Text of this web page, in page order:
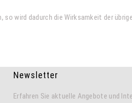
wird dadurch die Wirksamkeit der
Newsletter
Erfahren Sie aktuelle Angebote und